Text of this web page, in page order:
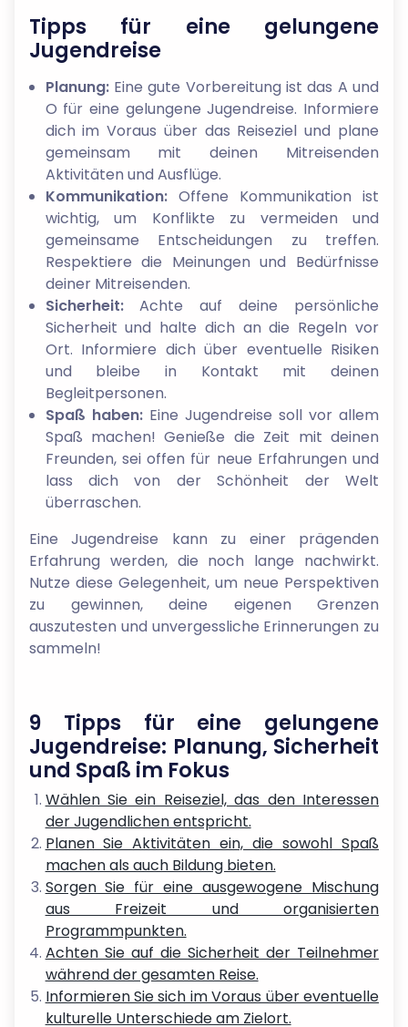
Tipps für eine gelungene
Jugendreise
Planung:Eine gute Vorbereitung ist das A und
O für eine gelungene Jugendreise. Informiere
dich im Voraus über das Reiseziel und plane
gemeinsam mit deinen Mitreisenden
Aktivitäten und Ausflüge.
Kommunikation:Offene Kommunikation ist
wichtig, um Konflikte zu vermeiden und
gemeinsame Entscheidungen zu treffen.
Respektiere die Meinungen und Bedürfnisse
deiner Mitreisenden.
Sicherheit:Achte auf deine persönliche
Sicherheit und halte dich an die Regeln vor
Ort. Informiere dich über eventuelle Risiken
und bleibe in Kontakt mit deinen
Begleitpersonen.
Spaß haben:Eine Jugendreise soll vor allem
Spaß machen! Genieße die Zeit mit deinen
Freunden, sei offen für neue Erfahrungen und
lass dich von der Schönheit der Welt
überraschen.
Eine Jugendreise kann zu einer prägenden
Erfahrung werden, die noch lange nachwirkt.
Nutze diese Gelegenheit, um neue Perspektiven
zu gewinnen, deine eigenen Grenzen
auszutesten und unvergessliche Erinnerungen zu
sammeln!
9 Tipps für eine gelungene
Jugendreise: Planung, Sicherheit
und Spaß im Fokus
Wählen Sie ein Reiseziel, das den Interessen
der Jugendlichen entspricht.
Planen Sie Aktivitäten ein, die sowohl Spaß
machen als auch Bildung bieten.
Sorgen Sie für eine ausgewogene Mischung
aus Freizeit und organisierten
Programmpunkten.
Achten Sie auf die Sicherheit der Teilnehmer
während der gesamten Reise.
Informieren Sie sich im Voraus über eventuelle
kulturelle Unterschiede am Zielort.